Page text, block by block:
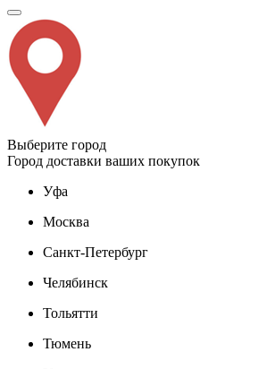
Выберите город
Город доставки ваших покупок
Уфа
Москва
Санкт-Петербург
Челябинск
Тольятти
Тюмень